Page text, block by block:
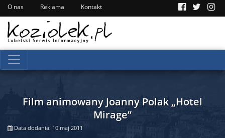
O nas Reklama Kontakt
Film animowany Joanny Polak „Hotel
Mirage”
Data dodania: 10 maj 2011